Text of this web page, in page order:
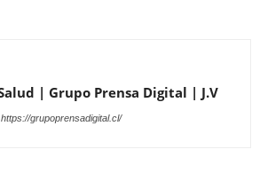
| Grupo Prensa Digital | J.V
https://grupoprensadigital.cl/